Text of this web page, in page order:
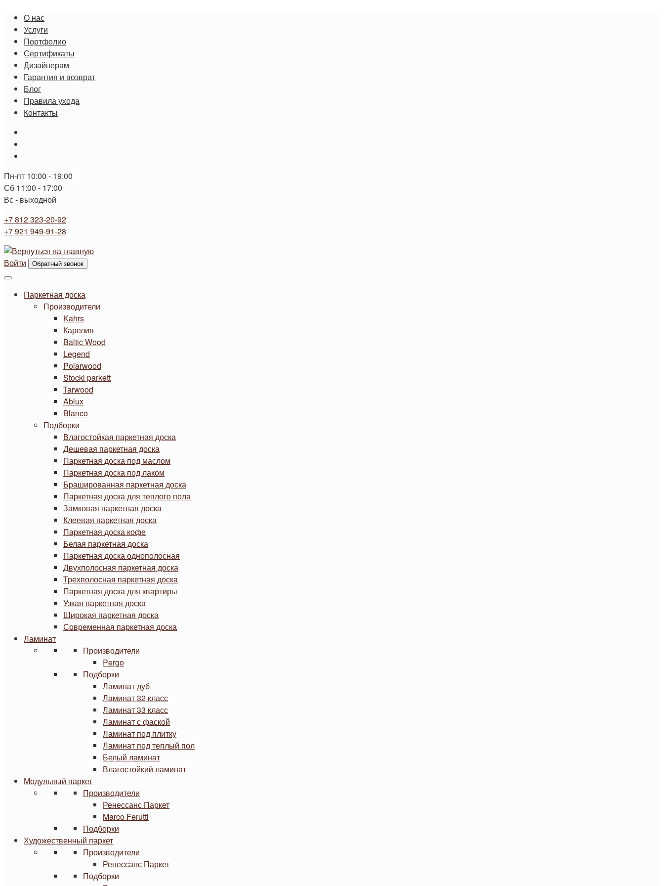
содержимому
О нас
Услуги
Портфолио
Сертификаты
Дизайнерам
Гарантия и возврат
Блог
Правила ухода
Контакты
Пн-пт 10:00 - 19:00
Сб 11:00 - 17:00
Вс - выходной
+7 812 323-20-92
+7 921 949-91-28
Войти Обратный звонок
Паркетная доска
Производители
Kahrs
Карелия
Baltic Wood
Legend
Polarwood
Stockl parkett
Tarwood
Ablux
Blanco
Подборки
Влагостойкая паркетная доска
Дешевая паркетная доска
Паркетная доска под маслом
Паркетная доска под лаком
Брашированная паркетная доска
Паркетная доска для теплого пола
Замковая паркетная доска
Клеевая паркетная доска
Паркетная доска кофе
Белая паркетная доска
Паркетная доска однополосная
Двухполосная паркетная доска
Трехполосная паркетная доска
Паркетная доска для квартиры
Узкая паркетная доска
Широкая паркетная доска
Современная паркетная доска
Ламинат
Производители
Pergo
Подборки
Ламинат дуб
Ламинат 32 класс
Ламинат 33 класс
Ламинат с фаской
Ламинат под плитку
Ламинат под теплый пол
Белый ламинат
Влагостойкий ламинат
Модульный паркет
Производители
Ренессанс Паркет
Marco Ferutti
Подборки
Художественный паркет
Производители
Ренессанс Паркет
Подборки